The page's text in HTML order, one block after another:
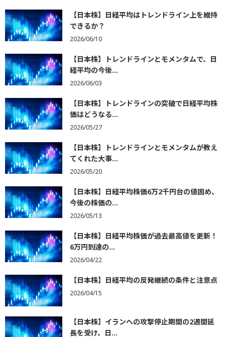
【日本株】日経平均はトレンドライン上を維持
できるか？
2026/06/10
【日本株】トレンドラインとモメンタムで、日
経平均の今後...
2026/06/03
【日本株】トレンドラインの突破で日経平均株
価はどうなる...
2026/05/27
【日本株】トレンドラインとモメンタムが教え
てくれた大事...
2026/05/20
【日本株】日経平均株価6万2千円台の値固め、
今後の株価の...
2026/05/13
【日本株】日経平均株価が過去最高値を更新！
6万円到達の...
2026/04/22
【日本株】日経平均の反発継続の条件と注意点
2026/04/15
【日本株】イランへの攻撃停止期間の2週間延
長を受け、日...